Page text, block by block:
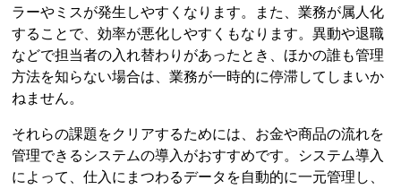
ラーやミスが発生しやすくなります。また、業務が属人化
することで、効率が悪化しやすくもなります。異動や退職
などで担当者の入れ替わりがあったとき、ほかの誰も管理
方法を知らない場合は、業務が一時的に停滞してしまいか
ねません。
それらの課題をクリアするためには、お金や商品の流れを
管理できるシステムの導入がおすすめです。システム導入
によって、仕入にまつわるデータを自動的に一元管理し、